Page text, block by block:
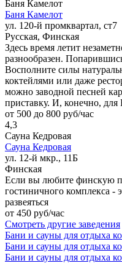
Баня Камелот
Баня Камелот
ул. 120-й промквартал, ст7
Русская, Финская
Здесь время летит
разнообразен.
Восполните силы
коктейлями или даже
можно заводной песней
приставку. И, конечно,
от 500 до 800 руб/час
4,3
Сауна Кедровая
Сауна Кедровая
ул. 12-й мкр., 11Б
Финская
Если вы любите финскую
гостиничного комплекса -
развеяться
от 450 руб/час
Смотреть другие заведения
Бани и сауны для отдыха
Бани и сауны для отдыха
Бани и сауны для отдыха